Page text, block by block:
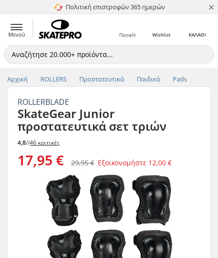
Πολιτική επιστροφών 365 ημερών
4.8 στα 5 ×
Μενού ΚΑΛΑΘΙ
Wishlist
Προφίλ
Αρχική ROLLERS Προστατευτικά Παιδικά Pads
ROLLERBLADE
SkateGear Junior
προστατευτικά σετ τριών
4,8//46 κριτικές
17,95 € 29,95 € Εξοικονομήστε 12,00 €